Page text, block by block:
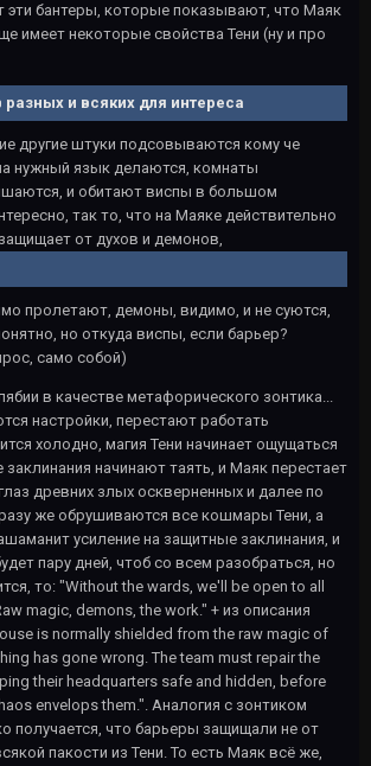
эти бантеры, которые показывают, что Маяк
имеет некоторые свойства Тени (ну и про
и всяких для интереса
другие штуки подсовываются кому че
нужный язык делаются, комнаты
и обитают виспы в большом
так то, что на Маяке действительно
от духов и демонов,
пролетают, демоны, видимо, и не суются,
но откуда виспы, если барьер?
само собой)
в качестве метафорического зонтика...
настройки, перестают работать
холодно, магия Тени начинает ощущаться
начинают таять, и Маяк перестает
древних злых оскверненных и далее по
же обрушиваются все кошмары Тени, а
усиление на защитные заклинания, и
пару дней, чтоб со всем разобраться, но
то: "Without the wards, we'll be open to all
magic, demons, the work." + из описания
is normally shielded from the raw magic of
has gone wrong. The team must repair the
their headquarters safe and hidden, before
envelops them.". Аналогия с зонтиком
получается, что барьеры защищали не от
пакости из Тени. То есть Маяк всё же,